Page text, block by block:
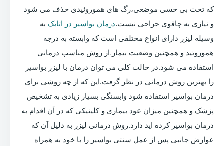
که تحت بی حسی موضعی،رگ های هموروئیدی حذف می شود
و نیازی به چاقوی جراحی نیست.درمان بواسیر در اتابک به
وسیله لیزر دارای انواع مختلفی است که وابسته به درجه
هموروئید و همچنین وضعیت بیمار،از روش مناسب درمانی
استفاده می شود.در حالت کلی می توان درمان با لیزر بواسیر
را بهترین روش درمانی در نظر گرفت.این که از چه روشی برای
درمان بواسیر استفاده شود وابستگی بسیار زیادی به تشخیص
پزشک و همچنین میزان عود بیماری و کلینیکی که در آن اقدام به
درمان بواسیر کرده اید دارد.روش درمانی لیزر به دلیل آن که
عوارض جانبی پس از عمل سنتی بواسیر را با خود به همراه